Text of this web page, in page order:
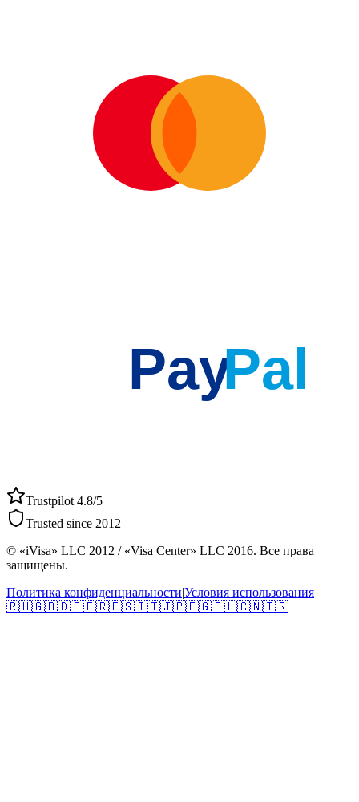
PayPal
Trustpilot 4.8/5
Trusted since 2012
© «iVisa» LLC 2012 / «Visa Center» LLC 2016. Все права
защищены.
Политика конфиденциальности|Условия использования
🇷🇺🇬🇧🇩🇪🇫🇷🇪🇸🇮🇹🇯🇵🇪🇬🇵🇱🇨🇳🇹🇷